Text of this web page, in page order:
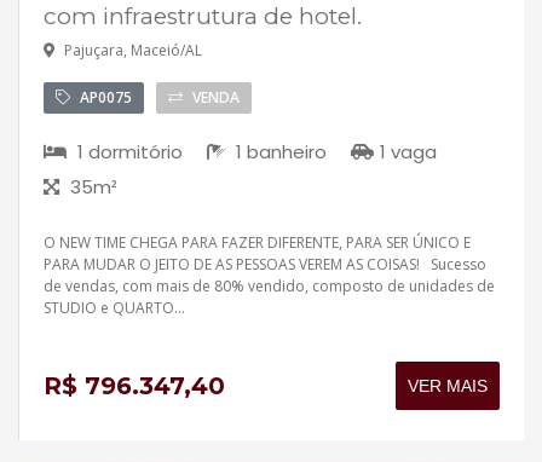
com infraestrutura de hotel.
Pajuçara, Maceió/AL
AP0075 VENDA
1 dormitório 1 banheiro
1 vaga
35m²
O NEW TIME CHEGA PARA FAZER DIFERENTE, PARA SER ÚNICO E
PARA MUDAR O JEITO DE AS PESSOAS VEREM AS COISAS! Sucesso
de vendas, com mais de 80% vendido, composto de unidades de
STUDIO e QUARTO...
R$ 796.347,40 VER MAIS